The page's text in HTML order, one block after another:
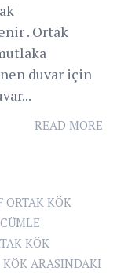
. Ortak
duvar için
READ MORE
ORTAK KÖK
KÖK
KÖK ARASINDAKI